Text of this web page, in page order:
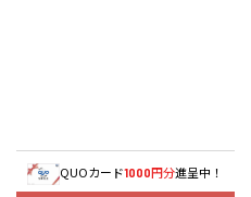
QUOカード1000円分進呈中！